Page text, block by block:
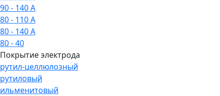
90 - 140 А
80 - 110 А
80 - 140 А
80 - 40
Покрытие электрода
рутил-целлюлозный
рутиловый
ильменитовый